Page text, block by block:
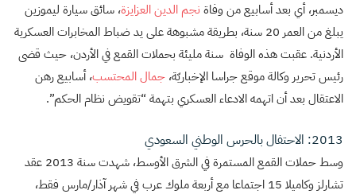
ديسمبر، أي بعد أسابيع من وفاة نجم الدين العزايزة، سائق سيارة ليموزين
يبلغ من العمر 20 سنة، بطريقة مشبوهة على يد ضباط المخابرات العسكرية
الأردنية. عقبت هذه الوفاة سنة مليئة بحملات القمع في الأردن، حيث قضى
رئيس تحرير وكالة موقع جراسا الإخباريّة، جمال المحتسب، أسابيع رهن
الاعتقال بعد أن اتهمه الادعاء العسكري بتهمة “تقويض نظام الحكم”.
2013: الاحتفال بالحرس الوطني السعودي
وسط حملات القمع المستمرة في الشرق الأوسط، شهدت سنة 2013 عقد
تشارلز وكاميلا 15 اجتماعا مع أربعة ملوك عرب في شهر آذار/مارس فقط،